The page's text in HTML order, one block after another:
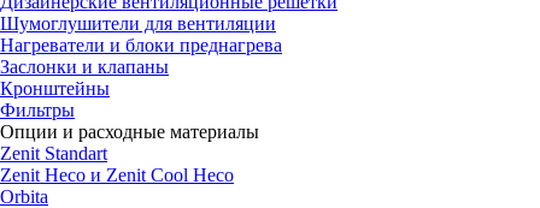
Шумоглушители для вентиляции
Нагреватели и блоки преднагрева
Заслонки и клапаны
Кронштейны
Фильтры
Опции и расходные материалы
Zenit Standart
Zenit Heco и Zenit Cool Heco
Orbita